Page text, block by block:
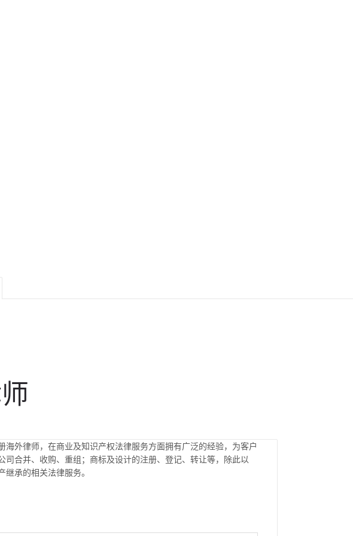
海外律师，在商业及知识产权法律服务方面拥有广泛的经验，为客户
司合并、收购、重组；商标及设计的注册、登记、转让等，除此以
承的相关法律服务。